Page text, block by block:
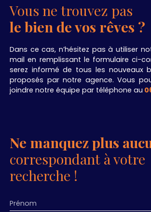
Vous ne trouvez pas
le bien de vos rêves ?
Dans ce cas, n’hésitez pas à utiliser
mail en remplissant le formulaire ci-
serez informé de tous les nouveaux
proposés par notre agence. Vous
joindre notre équipe par téléphone au
Ne manquez plus
correspondant à votre
recherche !
Prénom